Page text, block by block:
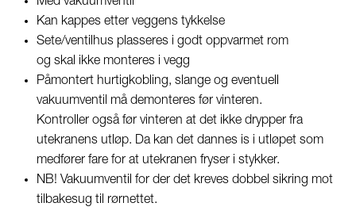
Kan kappes etter veggens tykkelse
Sete/ventilhus plasseres i godt oppvarmet rom
og skal ikke monteres i vegg
Påmontert hurtigkobling, slange og eventuell
vakuumventil må demonteres før vinteren.
Kontroller også før vinteren at det ikke drypper fra
utekranens utløp. Da kan det dannes is i utløpet som
medfører fare for at utekranen fryser i stykker.
NB! Vakuumventil for der det kreves dobbel sikring mot
tilbakesug til rørnettet.